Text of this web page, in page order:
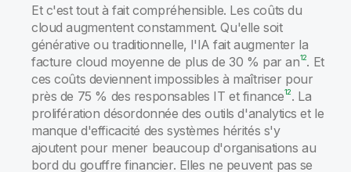
Et c'est tout à fait compréhensible. Les coûts du
cloud augmentent constamment. Qu'elle soit
générative ou traditionnelle, l'IA fait augmenter la
facture cloud moyenne de plus de 30 % par an12. Et
ces coûts deviennent impossibles à maîtriser pour
près de 75 % des responsables IT et finance12. La
prolifération désordonnée des outils d'analytics et le
manque d'efficacité des systèmes hérités s'y
ajoutent pour mener beaucoup d'organisations au
bord du gouffre financier. Elles ne peuvent pas se